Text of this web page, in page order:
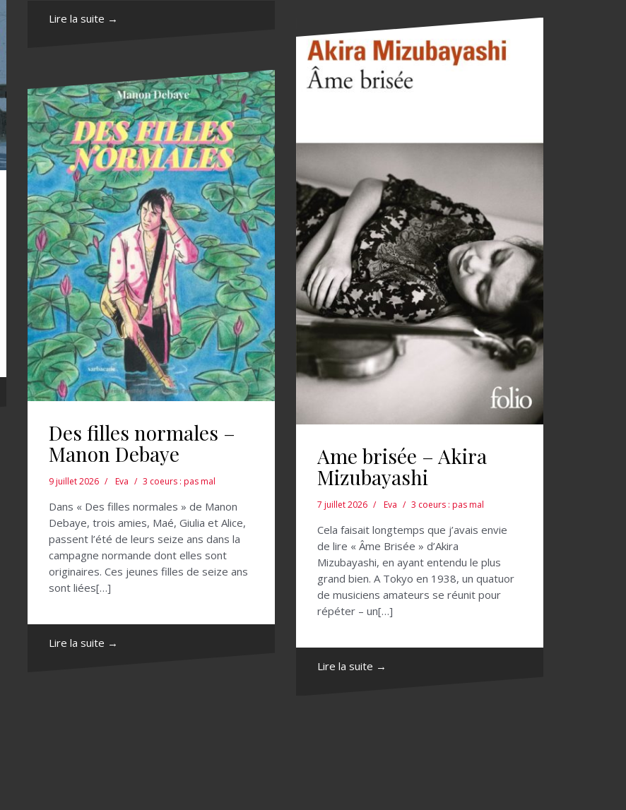
Lire la suite →
Des filles normales –
Manon Debaye
9 juillet 2026 Eva 3 coeurs : pas mal
Dans « Des filles normales » de Manon
Debaye, trois amies, Maé, Giulia et Alice,
passent l’été de leurs seize ans dans la
campagne normande dont elles sont
originaires. Ces jeunes filles de seize ans
sont liées[…]
Lire la suite →
Ame brisée – Akira
Mizubayashi
7 juillet 2026 Eva 3 coeurs : pas mal
Cela faisait longtemps que j’avais envie
de lire « Âme Brisée » d’Akira
Mizubayashi, en ayant entendu le plus
grand bien. A Tokyo en 1938, un quatuor
de musiciens amateurs se réunit pour
répéter – un[…]
Lire la suite →